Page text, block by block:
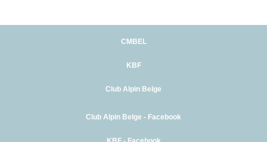
CMBEL
KBF
Club Alpin Belge
Club Alpin Belge - Facebook